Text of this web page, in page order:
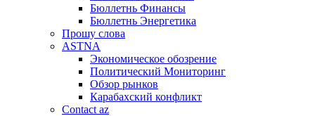
Бюллетнь Финансы
Бюллетнь Энергетика
Прошу слова
ASTNA
Экономическое обозрение
Политический Мониторинг
Обзор рынков
Карабахский конфликт
Contact az